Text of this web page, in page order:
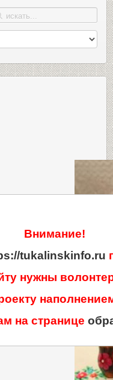
Внимание!
tukalinskinfo.ru
нужны
на странице